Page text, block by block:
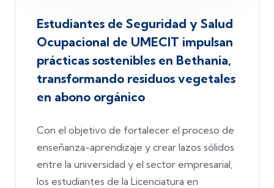
Estudiantes de Seguridad y Salud
Ocupacional de UMECIT impulsan
prácticas sostenibles en Bethania,
transformando residuos vegetales
en abono orgánico
Con el objetivo de fortalecer el proceso de
enseñanza-aprendizaje y crear lazos sólidos
entre la universidad y el sector empresarial,
los estudiantes de la Licenciatura en